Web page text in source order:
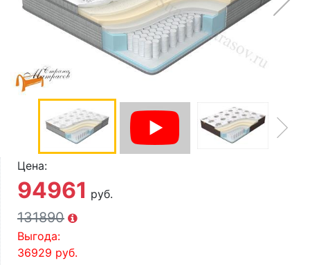
Цена:
94961 руб.
131890
Выгода:
36929 руб.